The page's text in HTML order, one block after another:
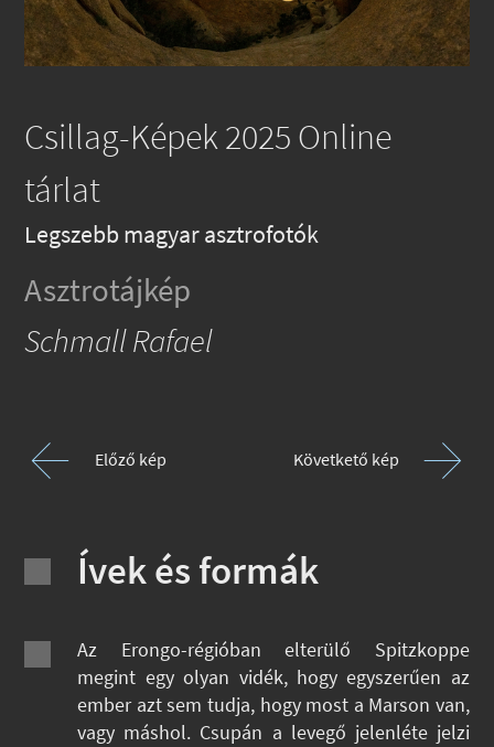
Csillag-Képek 2025 Online
tárlat
Legszebb magyar asztrofotók
Asztrotájkép
Schmall Rafael
Előző kép Követkető kép
Ívek és formák
Az Erongo-régióban elterülő Spitzkoppe
megint egy olyan vidék, hogy egyszerűen az
ember azt sem tudja, hogy most a Marson van,
vagy máshol. Csupán a levegő jelenléte jelzi